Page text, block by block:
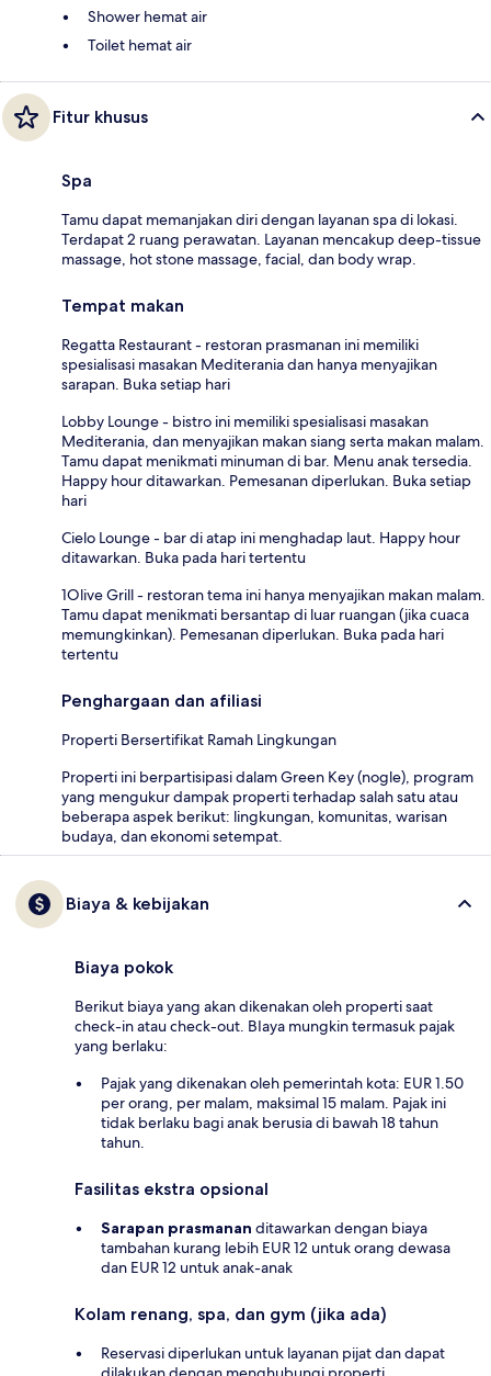
Shower hemat air
Toilet hemat air
Fitur khusus
Spa
Tamu dapat memanjakan diri dengan layanan spa di lokasi.
Terdapat 2 ruang perawatan. Layanan mencakup deep-tissue
massage, hot stone massage, facial, dan body wrap.
Tempat makan
Regatta Restaurant - restoran prasmanan ini memiliki
spesialisasi masakan Mediterania dan hanya menyajikan
sarapan. Buka setiap hari
Lobby Lounge - bistro ini memiliki spesialisasi masakan
Mediterania, dan menyajikan makan siang serta makan malam.
Tamu dapat menikmati minuman di bar. Menu anak tersedia.
Happy hour ditawarkan. Pemesanan diperlukan. Buka setiap
hari
Cielo Lounge - bar di atap ini menghadap laut. Happy hour
ditawarkan. Buka pada hari tertentu
1Olive Grill - restoran tema ini hanya menyajikan makan malam.
Tamu dapat menikmati bersantap di luar ruangan (jika cuaca
memungkinkan). Pemesanan diperlukan. Buka pada hari
tertentu
Penghargaan dan afiliasi
Properti Bersertifikat Ramah Lingkungan
Properti ini berpartisipasi dalam Green Key (nogle), program
yang mengukur dampak properti terhadap salah satu atau
beberapa aspek berikut: lingkungan, komunitas, warisan
budaya, dan ekonomi setempat.
Biaya & kebijakan
Biaya pokok
Berikut biaya yang akan dikenakan oleh properti saat
check-in atau check-out. BIaya mungkin termasuk pajak
yang berlaku:
Pajak yang dikenakan oleh pemerintah kota: EUR 1.50
per orang, per malam, maksimal 15 malam. Pajak ini
tidak berlaku bagi anak berusia di bawah 18 tahun
tahun.
Fasilitas ekstra opsional
Sarapan prasmanan ditawarkan dengan biaya
tambahan kurang lebih EUR 12 untuk orang dewasa
dan EUR 12 untuk anak-anak
Kolam renang, spa, dan gym (jika ada)
Reservasi diperlukan untuk layanan pijat dan dapat